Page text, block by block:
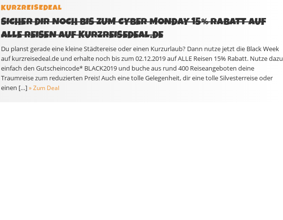
KURZREISEDEAL
SICHER DIR NOCH BIS ZUM CYBER MONDAY 15% RABATT AUF
ALLE REISEN AUF KURZREISEDEAL.DE
Du planst gerade eine kleine Städtereise oder einen Kurzurlaub? Dann nutze jetzt die Black Week
auf kurzreisedeal.de und erhalte noch bis zum 02.12.2019 auf ALLE Reisen 15% Rabatt. Nutze dazu
einfach den Gutscheincode* BLACK2019 und buche aus rund 400 Reiseangeboten deine
Traumreise zum reduzierten Preis! Auch eine tolle Gelegenheit, dir eine tolle Silvesterreise oder
einen […] » Zum Deal